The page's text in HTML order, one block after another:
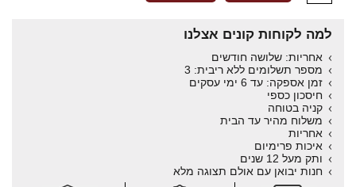
למה לקוחות קונים אצלנו
אחריות: שלושה חודשים
מספר תשלומים ללא ריבית: 3
זמן אספקה: עד 6 ימי עסקים
חיסכון כספי
קניה בטוחה
משלוח מהיר עד הבית
אחריות
איכות פרימיום
ותק מעל 12 שנים
חנות יבואן עם אולם תצוגה מלא